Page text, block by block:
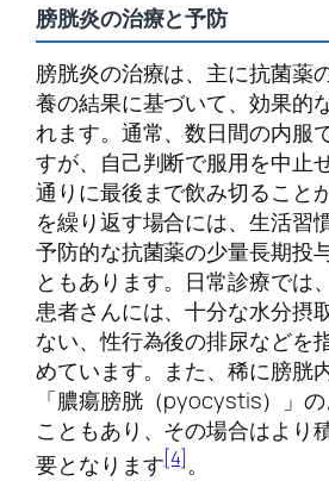
膀胱炎の治療と予防
膀胱炎の治療は、主に抗菌薬
養の結果に基づいて、効果的
れます。通常、数日間の内服
すが、自己判断で服用を中止
通りに最後まで飲み切ること
を繰り返す場合には、生活習
予防的な抗菌薬の少量長期投
ともあります。日常診療では
患者さんには、十分な水分摂
ない、性行為後の排尿などを
めています。また、稀に膀胱
「膿瘍膀胱（pyocystis）」
こともあり、その場合はより
要となります[4]。